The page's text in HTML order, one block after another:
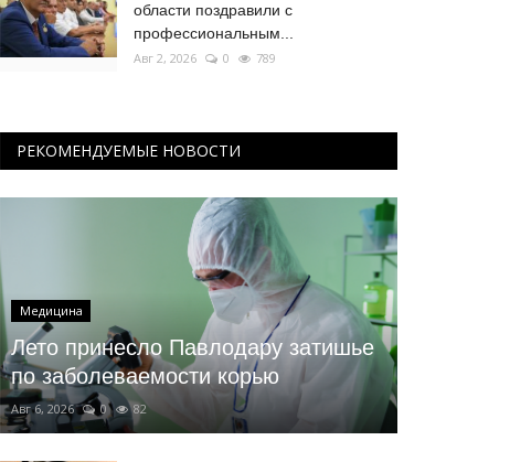
области поздравили с
профессиональным...
Авг 2, 2026 0 789
РЕКОМЕНДУЕМЫЕ НОВОСТИ
Медицина
Лето принесло Павлодару затишье
по заболеваемости корью
Авг 6, 2026 0 82